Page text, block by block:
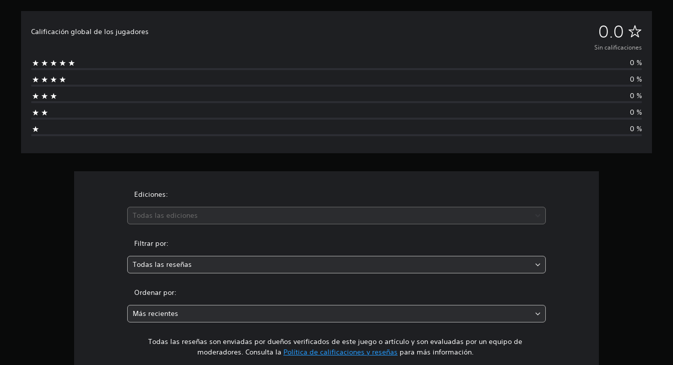
Calificación global de los jugadores 0.0 S
i
n
c
a
i
Sin calificaciones
0 %
0 %
0 %
0 %
0 %
Ediciones:
Todas las ediciones
Filtrar por:
Todas las reseñas
Ordenar por:
Más recientes
Todas las reseñas son enviadas por dueños verificados de este juego o artículo y son evaluadas por un equipo de
moderadores. Consulta la Política de calificaciones y reseñas para más información.